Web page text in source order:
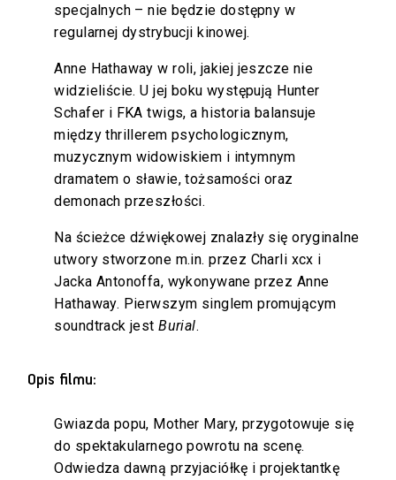
specjalnych – nie będzie dostępny w
regularnej dystrybucji kinowej.
Anne Hathaway w roli, jakiej jeszcze nie
widzieliście. U jej boku występują Hunter
Schafer i FKA twigs, a historia balansuje
między thrillerem psychologicznym,
muzycznym widowiskiem i intymnym
dramatem o sławie, tożsamości oraz
demonach przeszłości.
Na ścieżce dźwiękowej znalazły się oryginalne
utwory stworzone m.in. przez Charli xcx i
Jacka Antonoffa, wykonywane przez Anne
Hathaway. Pierwszym singlem promującym
soundtrack jestBurial.
Opis filmu:
Gwiazda popu, Mother Mary, przygotowuje się
do spektakularnego powrotu na scenę.
Odwiedza dawną przyjaciółkę i projektantkę